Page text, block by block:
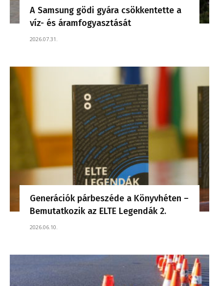
A Samsung gödi gyára csökkentette a
víz- és áramfogyasztását
2026.07.31.
Generációk párbeszéde a Könyvhéten –
Bemutatkozik az ELTE Legendák 2.
2026.06.10.